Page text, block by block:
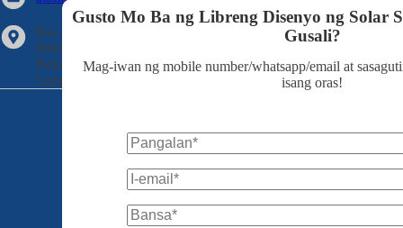
Ika-7 Palapag, Gusali 5, Yugto II, Wanyang
Innovation City, Xiaotang Industrial Avenue,
Bayan ng Shishan, Distrito ng Nanhai,
Lungsod ng Foshan
Sundan Kami
Gusto Mo Ba ng Libreng Disenyo ng Solar
Gusali?
Mag-iwan ng mobile number/whatsapp/email at
isang oras!